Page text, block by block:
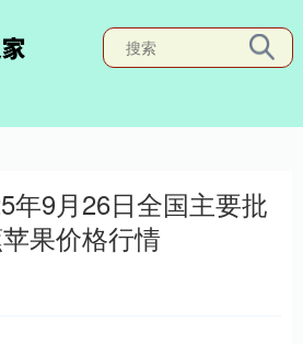
年9月26日全国主要批
果价格行情